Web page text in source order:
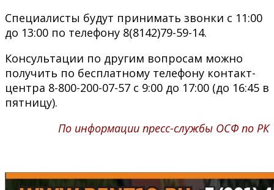
Специалисты будут принимать звонки с 11:00
до 13:00 по телефону 8(8142)79-59-14.
Консультации по другим вопросам можно
получить по бесплатному телефону контакт-
центра 8-800-200-07-57 с 9:00 до 17:00 (до 16:45 в
пятницу).
По информации пресс-службы ОСФ по РК